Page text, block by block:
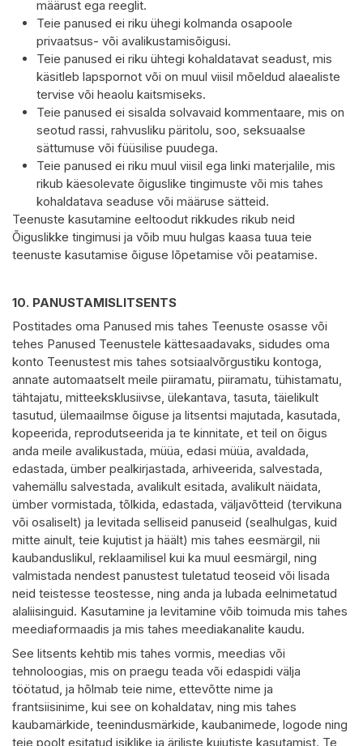
määrust ega reeglit.
Teie panused ei riku ühegi kolmanda osapoole
privaatsus- või avalikustamisõigusi.
Teie panused ei riku ühtegi kohaldatavat seadust, mis
käsitleb lapspornot või on muul viisil mõeldud alaealiste
tervise või heaolu kaitsmiseks.
Teie panused ei sisalda solvavaid kommentaare, mis on
seotud rassi, rahvusliku päritolu, soo, seksuaalse
sättumuse või füüsilise puudega.
Teie panused ei riku muul viisil ega linki materjalile, mis
rikub käesolevate õiguslike tingimuste või mis tahes
kohaldatava seaduse või määruse sätteid.
Teenuste kasutamine eeltoodut rikkudes rikub neid
Õiguslikke tingimusi ja võib muu hulgas kaasa tuua teie
teenuste kasutamise õiguse lõpetamise või peatamise.
10. PANUSTAMISLITSENTS
Postitades oma Panused mis tahes Teenuste osasse või
tehes Panused Teenustele kättesaadavaks, sidudes oma
konto Teenustest mis tahes sotsiaalvõrgustiku kontoga,
annate automaatselt meile piiramatu, piiramatu, tühistamatu,
tähtajatu, mitteeksklusiivse, ülekantava, tasuta, täielikult
tasutud, ülemaailmse õiguse ja litsentsi majutada, kasutada,
kopeerida, reprodutseerida ja te kinnitate, et teil on õigus
anda meile avalikustada, müüa, edasi müüa, avaldada,
edastada, ümber pealkirjastada, arhiveerida, salvestada,
vahemällu salvestada, avalikult esitada, avalikult näidata,
ümber vormistada, tõlkida, edastada, väljavõtteid (tervikuna
või osaliselt) ja levitada selliseid panuseid (sealhulgas, kuid
mitte ainult, teie kujutist ja häält) mis tahes eesmärgil, nii
kaubanduslikul, reklaamilisel kui ka muul eesmärgil, ning
valmistada nendest panustest tuletatud teoseid või lisada
neid teistesse teostesse, ning anda ja lubada eelnimetatud
alaliisinguid. Kasutamine ja levitamine võib toimuda mis tahes
meediaformaadis ja mis tahes meediakanalite kaudu.
See litsents kehtib mis tahes vormis, meedias või
tehnoloogias, mis on praegu teada või edaspidi välja
töötatud, ja hõlmab teie nime, ettevõtte nime ja
frantsiisinime, kui see on kohaldatav, ning mis tahes
kaubamärkide, teenindusmärkide, kaubanimede, logode ning
teie poolt esitatud isiklike ja äriliste kujutiste kasutamist. Te